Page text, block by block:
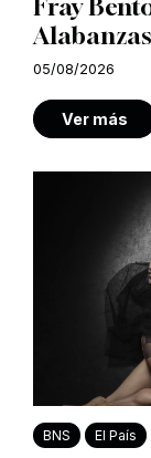
Fray
05/08/2026
Ver más
BNS El País